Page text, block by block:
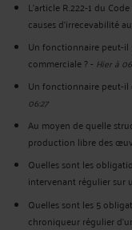
L’article R.222‑1 du
causes d’irrecevabilité
Un fonctionnaire peut-il
commerciale ?- Hier à
Un fonctionnaire peut-il
06:27
Au moyen de quelle
production libre des
Quelles sont les
intervenant régulier sur
Quelles sont les 5
chroniqueur régulier